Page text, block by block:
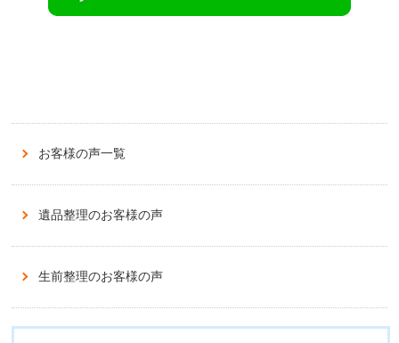
お客様の声一覧
遺品整理のお客様の声
生前整理のお客様の声